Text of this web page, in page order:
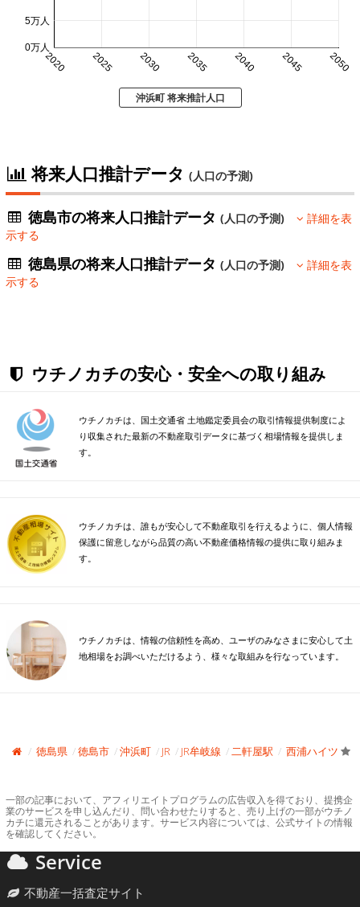
2020 2025 2030 2035 2040 2045 2050
0万人
5万人
沖浜町 将来推計人口
将来人口推計データ (人口の予測)
徳島市の将来人口推計データ(人口の予測)
詳細を表
示する
徳島県の将来人口推計データ(人口の予測)
詳細を表
示する
ウチノカチの安心・安全への取り組み
ウチノカチは、国土交通省 土地鑑定委員会の取引情報提供制度によ
り収集された最新の不動産取引データに基づく相場情報を提供しま
す。
ウチノカチは、誰もが安心して不動産取引を行えるように、個人情報
保護に留意しながら品質の高い不動産価格情報の提供に取り組みま
す。
ウチノカチは、情報の信頼性を高め、ユーザのみなさまに安心して土
地相場をお調べいただけるよう、様々な取組みを行なっています。
徳島県 徳島市 沖浜町 JR JR牟岐線 二軒屋駅 西浦ハイツ
一部の記事において、アフィリエイトプログラムの広告収入を得ており、提携企
業のサービスを申し込んだり、問い合わせたりすると、売り上げの一部がウチノ
カチに還元されることがあります。サービス内容については、公式サイトの情報
を確認してください。
Service
不動産一括査定サイト